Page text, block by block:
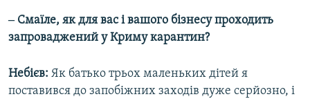
‒ Смаїле, як для вас і вашого бізнесу проходить
запроваджений у Криму карантин?
Небієв: Як батько трьох маленьких дітей я
поставився до запобіжних заходів дуже серйозно, і